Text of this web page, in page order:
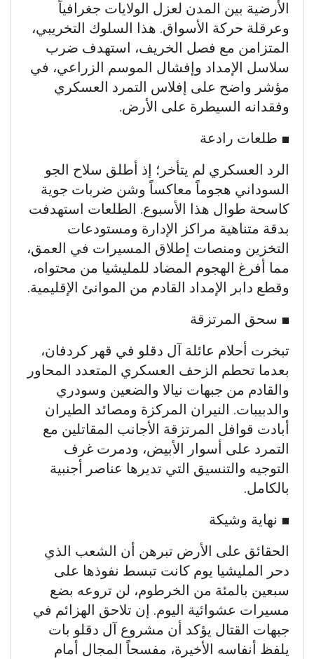
الأرضية بين المدن لعزل الولايات جغرافياً
وعرقلة حركة الأسواق. هذا السلوك التخريبي،
المتزامن مع فصل الخريف، استهدف ضرب
سلاسل الإمداد وإفشال الموسم الزراعي، في
مؤشر واضح على إفلاس التمرد العسكري
وفقدانه السيطرة على الأرض.
​■ طلعات رادعة
الرد العسكري لم يتأخر؛ إذ أطلق سلاح الجو
السوداني هجوماً معاكساً وشن ضربات جوية
كاسحة طوال هذا الأسبوع. الطلعات استهدفت
بدقة متناهية مراكز الإدارة ومستودعات
التخزين ومنصات إطلاق المسيرات في العمق،
مما أفرغ الهجوم المضاد للمليشيا من محتواه،
وقطع دابر الإمداد القادم من الموانئ الإقليمية.
​■ سحق المرتزقة
تبخرت أحلام عائلة آل دقلو في قهر كردفان،
بعدما تحطم الزحف العسكري المتعدد المحاور
والقادم من جبهات نيالا والضعين وسودري
والدبيبات. النيران المركزة ومصائد الطيران
أبادت قوافل المرتزقة الأجانب المقاتلين مع
التمرد على أسوار الأبيض، ودمرت غرف
التوجيه والتنسيق التي تديرها عناصر أجنبية
بالكامل.
​■ نهاية وشيكة
الحقائق على الأرض تبرهن أن الشعب الذي
دحر المليشيا يوم كانت تبسط نفوذها على
سبعين بالمئة من الخرطوم، لن تروعه بضع
مسيرات عشوائية اليوم. إن تلاحق الهزائم في
جبهات القتال يؤكد أن مشروع آل دقلو بات
يلفظ أنفاسه الأخيرة، مفسحاً المجال أمام